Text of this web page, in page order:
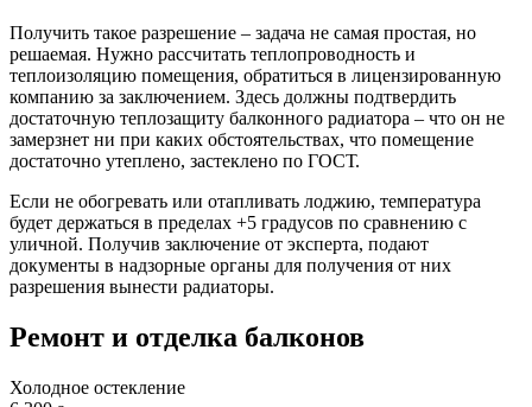
Получить такое разрешение – задача не самая простая, но
решаемая. Нужно рассчитать теплопроводность и
теплоизоляцию помещения, обратиться в лицензированную
компанию за заключением. Здесь должны подтвердить
достаточную теплозащиту балконного радиатора – что он не
замерзнет ни при каких обстоятельствах, что помещение
достаточно утеплено, застеклено по ГОСТ.
Если не обогревать или отапливать лоджию, температура
будет держаться в пределах +5 градусов по сравнению с
уличной. Получив заключение от эксперта, подают
документы в надзорные органы для получения от них
разрешения вынести радиаторы.
Ремонт и отделка балконов
Холодное остекление